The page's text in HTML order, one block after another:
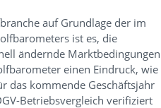
auf Grundlage der im
ist es, die
ändernde Marktbedingungen
einen Eindruck, wie
das kommende Geschäftsjahr
Betriebsvergleich verifiziert